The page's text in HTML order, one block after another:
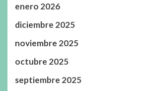
enero 2026
diciembre 2025
noviembre 2025
octubre 2025
septiembre 2025